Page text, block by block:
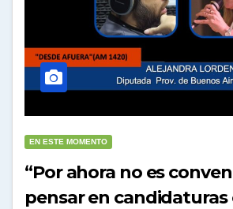
EN ESTE MOMENTO
“Por ahora no es
pensar en candidaturas